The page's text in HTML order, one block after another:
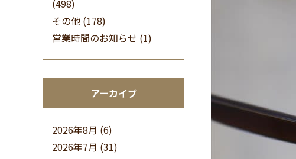
(498)
その他 (178)
営業時間のお知らせ (1)
アーカイブ
2026年8月 (6)
2026年7月 (31)